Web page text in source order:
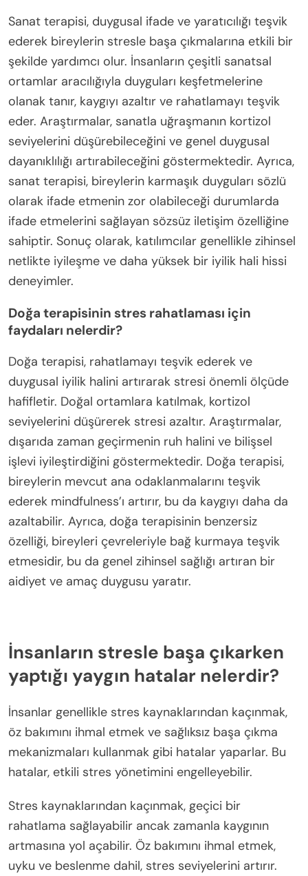
Sanat terapisi, duygusal ifade ve yaratıcılığı teşvik
ederek bireylerin stresle başa çıkmalarına etkili bir
şekilde yardımcı olur. İnsanların çeşitli sanatsal
ortamlar aracılığıyla duyguları keşfetmelerine
olanak tanır, kaygıyı azaltır ve rahatlamayı teşvik
eder. Araştırmalar, sanatla uğraşmanın kortizol
seviyelerini düşürebileceğini ve genel duygusal
dayanıklılığı artırabileceğini göstermektedir. Ayrıca,
sanat terapisi, bireylerin karmaşık duyguları sözlü
olarak ifade etmenin zor olabileceği durumlarda
ifade etmelerini sağlayan sözsüz iletişim özelliğine
sahiptir. Sonuç olarak, katılımcılar genellikle zihinsel
netlikte iyileşme ve daha yüksek bir iyilik hali hissi
deneyimler.
Doğa terapisinin stres rahatlaması için
faydaları nelerdir?
Doğa terapisi, rahatlamayı teşvik ederek ve
duygusal iyilik halini artırarak stresi önemli ölçüde
hafifletir. Doğal ortamlara katılmak, kortizol
seviyelerini düşürerek stresi azaltır. Araştırmalar,
dışarıda zaman geçirmenin ruh halini ve bilişsel
işlevi iyileştirdiğini göstermektedir. Doğa terapisi,
bireylerin mevcut ana odaklanmalarını teşvik
ederek mindfulness’ı artırır, bu da kaygıyı daha da
azaltabilir. Ayrıca, doğa terapisinin benzersiz
özelliği, bireyleri çevreleriyle bağ kurmaya teşvik
etmesidir, bu da genel zihinsel sağlığı artıran bir
aidiyet ve amaç duygusu yaratır.
İnsanların stresle başa çıkarken
yaptığı yaygın hatalar nelerdir?
İnsanlar genellikle stres kaynaklarından kaçınmak,
öz bakımını ihmal etmek ve sağlıksız başa çıkma
mekanizmaları kullanmak gibi hatalar yaparlar. Bu
hatalar, etkili stres yönetimini engelleyebilir.
Stres kaynaklarından kaçınmak, geçici bir
rahatlama sağlayabilir ancak zamanla kaygının
artmasına yol açabilir. Öz bakımını ihmal etmek,
uyku ve beslenme dahil, stres seviyelerini artırır.